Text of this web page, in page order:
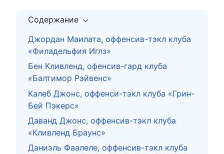
Содержание
Джордан Маилата, оффенсив-тэкл клуба
«Филадельфия Иглз»
Бен Кливленд, офенсив-гард клуба
«Балтимор Рэйвенс»
Калеб Джонс, оффенси-тэкл клуба «Грин-
Бей Пэкерс»
Даванд Джонс, оффенсив-тэкл клуба
«Кливленд Браунс»
Даниэль Фаалеле, оффенсив-тэкл клуба